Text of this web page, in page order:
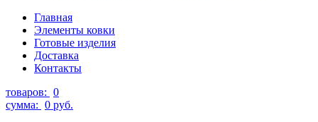
Главная
Элементы ковки
Готовые изделия
Доставка
Контакты
товаров: 0
сумма: 0 руб.